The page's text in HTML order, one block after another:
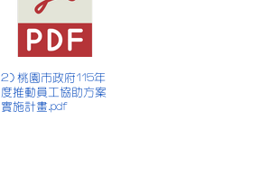
2) 桃園市政府115年
度推動員工協助方案
實施計畫.pdf